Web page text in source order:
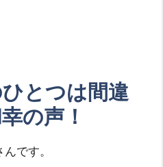
とつは間違
の声！
です。